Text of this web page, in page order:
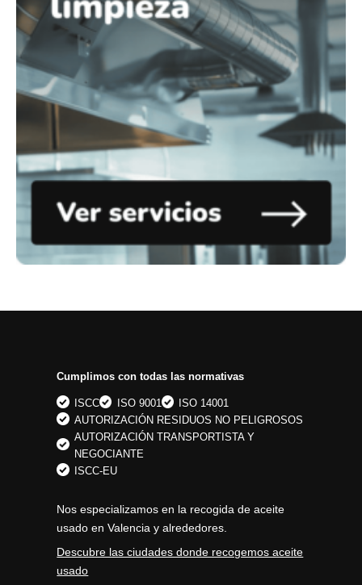
Cumplimos con todas las normativas
ISCC ISO 9001
ISO 14001
AUTORIZACIÓN RESIDUOS NO PELIGROSOS
AUTORIZACIÓN TRANSPORTISTA Y
NEGOCIANTE
ISCC-EU
Nos especializamos en la recogida de aceite
usado en Valencia y alrededores.
Descubre las ciudades donde recogemos aceite
usado